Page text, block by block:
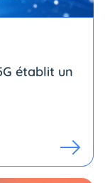
établit un